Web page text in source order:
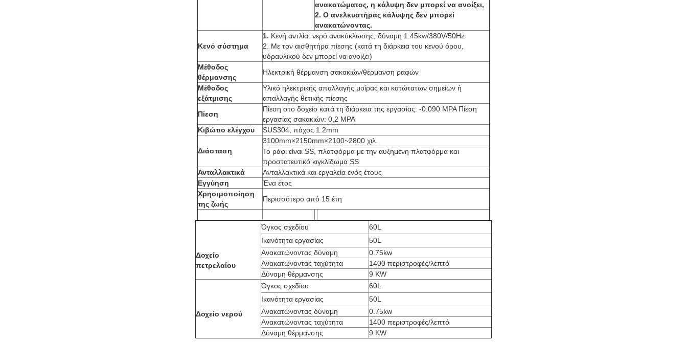
ανακατώματος, η κάλυψη δεν μπορεί να ανοίξει,
2. Ο ανελκυστήρας κάλυψης δεν μπορεί
ανακατώνοντας.
Κενό σύστημα
1. Κενή αντλία: νερό ανακύκλωσης, δύναμη 1.45kw/380V/50Hz
2. Με τον αισθητήρα πίεσης (κατά τη διάρκεια του κενού όρου,
υδραυλικού δεν μπορεί να ανοίξει)
Μέθοδος
θέρμανσης
Ηλεκτρική θέρμανση σακακιών/θέρμανση ραφών
Μέθοδος
εξάτμισης
Υλικό ηλεκτρικής απαλλαγής μοίρας και κατώτατων σημείων ή
απαλλαγής θετικής πίεσης
Πίεση
Πίεση στο δοχείο κατά τη διάρκεια της εργασίας: -0.090 MPA Πίεση
εργασίας σακακιών: 0,2 MPA
Κιβώτιο ελέγχου
SUS304, πάχος 1.2mm
Διάσταση
3100mm×2150mm×2100~2800 χιλ.
Το ράφι είναι SS, πλατφόρμα με την αυξημένη πλατφόρμα και
προστατευτικό κιγκλίδωμα SS
Ανταλλακτικά
Ανταλλακτικά και εργαλεία ενός έτους
Εγγύηση
Ένα έτος
Χρησιμοποίηση
της ζωής
Περισσότερο από 15 έτη
Δοχείο
πετρελαίου
Όγκος σχεδίου
60L
Ικανότητα εργασίας
50L
Ανακατώνοντας δύναμη
0.75kw
Ανακατώνοντας ταχύτητα
1400 περιστροφές/λεπτό
Δύναμη θέρμανσης
9 KW
Δοχείο νερού
Όγκος σχεδίου
60L
Ικανότητα εργασίας
50L
Ανακατώνοντας δύναμη
0.75kw
Ανακατώνοντας ταχύτητα
1400 περιστροφές/λεπτό
Δύναμη θέρμανσης
9 KW